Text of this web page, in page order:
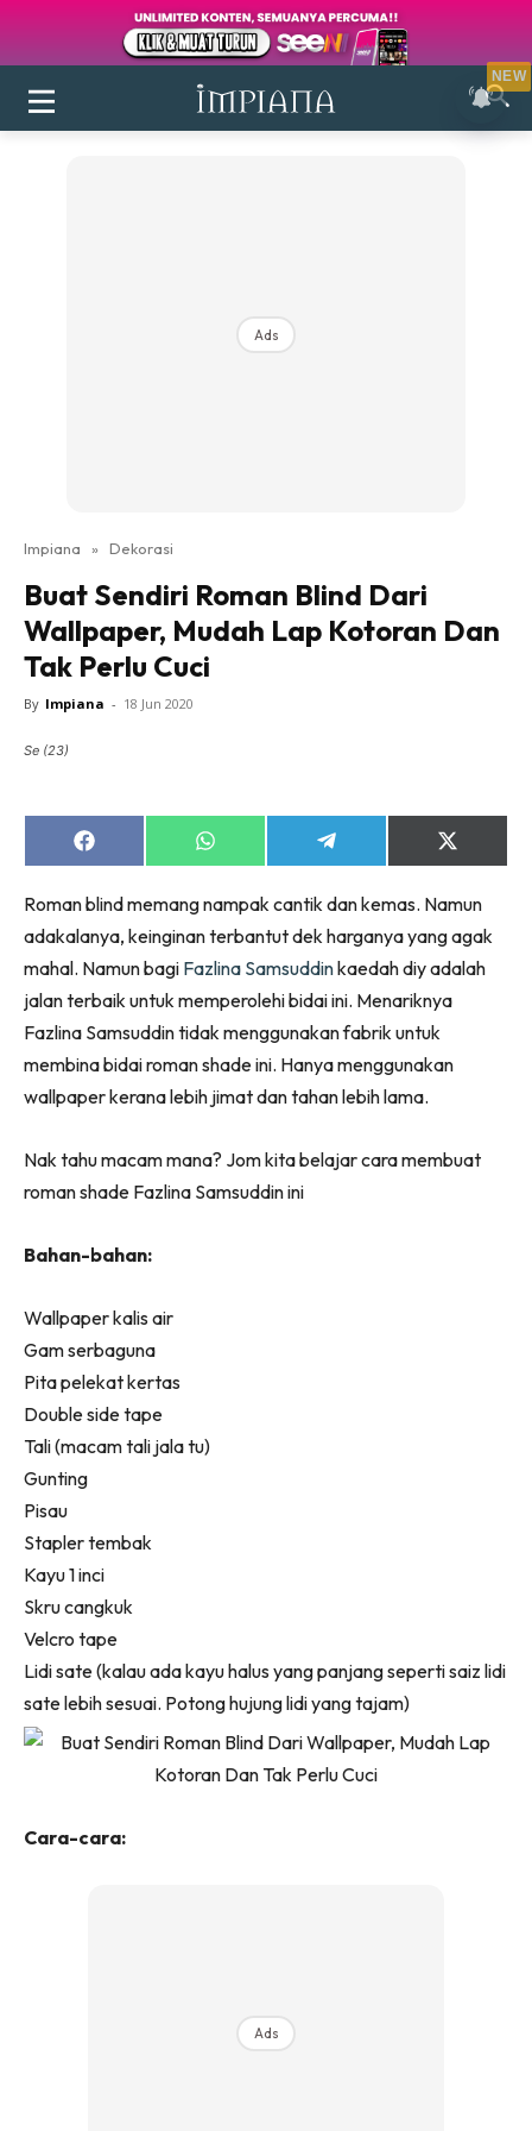
Login|Register
Ruang Makan
Ruang Tamu
Direktori
Interior Design
Dapur
Ruang Makan
Make Over
Bilik Air
Bilik Tidur
Dapur
Ruang Makan
Ruang Tamu
Hotel
Hartanah
High Rise
Landed
Video
Buat Sendiri
Impiana TV
Casa Impiana
Impiana MakeOver
Lahar Dekor
Hub Ideaktiv
Ads
Impiana » Dekorasi
Buat Sendiri Roman Blind Dari
Wallpaper, Mudah Lap Kotoran Dan
Tak Perlu Cuci
By Impiana - 18 Jun 2020
Se (23)
Share
on
Share
on
Share
on
Share
on
(Twitter)
Roman blind memang nampak cantik dan kemas. Namun
adakalanya, keinginan terbantut dek harganya yang agak
mahal. Namun bagi Fazlina Samsuddinkaedah diy adalah
jalan terbaik untuk memperolehi bidai ini. Menariknya
Fazlina Samsuddin tidak menggunakan fabrik untuk
membina bidai roman shade ini. Hanya menggunakan
wallpaper kerana lebih jimat dan tahan lebih lama.
Nak tahu macam mana? Jom kita belajar cara membuat
roman shade Fazlina Samsuddin ini
Bahan-bahan:
Wallpaper kalis air
Gam serbaguna
Pita pelekat kertas
Double side tape
Tali (macam tali jala tu)
Gunting
Pisau
Stapler tembak
Kayu 1 inci
Skru cangkuk
Velcro tape
Lidi sate (kalau ada kayu halus yang panjang seperti saiz lidi
sate lebih sesuai. Potong hujung lidi yang tajam)
Cara-cara:
Ads
NEW